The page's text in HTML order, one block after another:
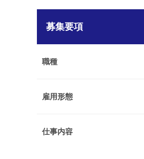
募集要項
職種
雇用形態
仕事内容